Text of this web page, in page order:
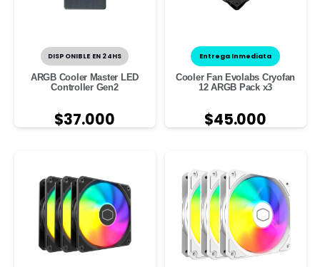
DISPONIBLE EN 24HS
ARGB Cooler Master LED
Controller Gen2
$37.000
Entrega Inmediata
Cooler Fan Evolabs Cryofan
12 ARGB Pack x3
$45.000